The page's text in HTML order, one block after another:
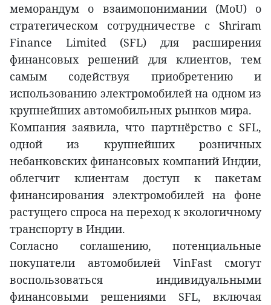
меморандум о взаимопонимании (MoU) о
стратегическом сотрудничестве с Shriram
Finance Limited (SFL) для расширения
финансовых решений для клиентов, тем
самым содействуя приобретению и
использованию электромобилей на одном из
крупнейших автомобильных рынков мира.
Компания заявила, что партнёрство с SFL,
одной из крупнейших розничных
небанковских финансовых компаний Индии,
облегчит клиентам доступ к пакетам
финансирования электромобилей на фоне
растущего спроса на переход к экологичному
транспорту в Индии.
Согласно соглашению, потенциальные
покупатели автомобилей VinFast смогут
воспользоваться индивидуальными
финансовыми решениями SFL, включая